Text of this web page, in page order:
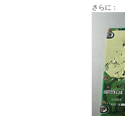
さらに：